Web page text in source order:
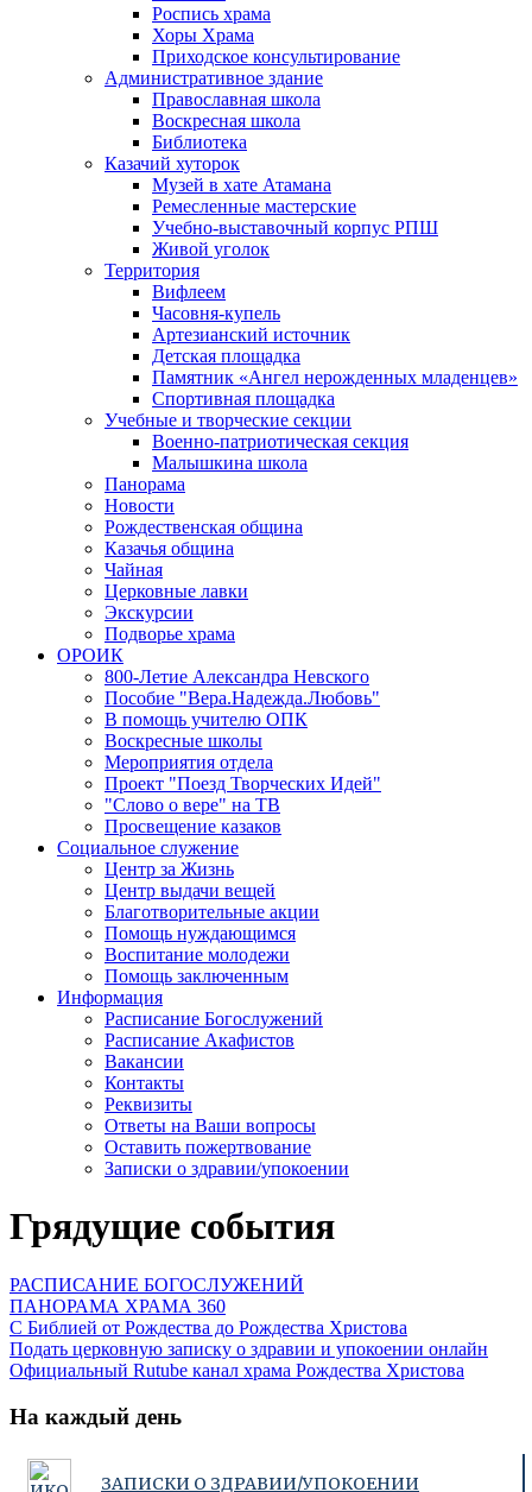
Роспись храма
Хоры Храма
Приходское консультирование
Административное здание
Православная школа
Воскресная школа
Библиотека
Казачий хуторок
Музей в хате Атамана
Ремесленные мастерские
Учебно-выставочный корпус РПШ
Живой уголок
Территория
Вифлеем
Часовня-купель
Артезианский источник
Детская площадка
Памятник «Ангел нерожденных младенцев»
Спортивная площадка
Учебные и творческие секции
Военно-патриотическая секция
Малышкина школа
Панорама
Новости
Рождественская община
Казачья община
Чайная
Церковные лавки
Экскурсии
Подворье храма
ОРОИК
800-Летие Александра Невского
Пособие "Вера.Надежда.Любовь"
В помощь учителю ОПК
Воскресные школы
Мероприятия отдела
Проект "Поезд Творческих Идей"
"Слово о вере" на ТВ
Просвещение казаков
Социальное служение
Центр за Жизнь
Центр выдачи вещей
Благотворительные акции
Помощь нуждающимся
Воспитание молодежи
Помощь заключенным
Информация
Расписание Богослужений
Расписание Акафистов
Вакансии
Контакты
Реквизиты
Ответы на Ваши вопросы
Оставить пожертвование
Записки о здравии/упокоении
Грядущие события
РАСПИСАНИЕ БОГОСЛУЖЕНИЙ
ПАНОРАМА ХРАМА 360
С Библией от Рождества до Рождества Христова
Подать церковную записку о здравии и упокоении онлайн
Официальный Rutube канал храма Рождества Христова
На каждый день
ЗАПИСКИ О ЗДРАВИИ/УПОКОЕНИИ